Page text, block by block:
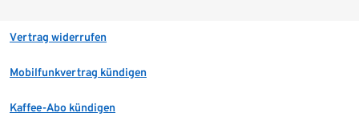
Vertrag widerrufen
Mobilfunkvertrag kündigen
Kaffee-Abo kündigen